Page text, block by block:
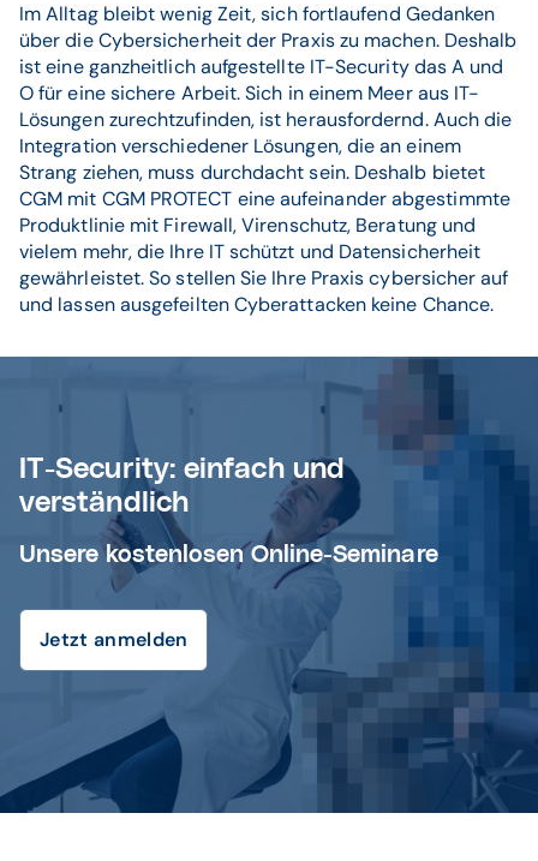
Im Alltag bleibt wenig Zeit, sich fortlaufend Gedanken
über die Cybersicherheit der Praxis zu machen. Deshalb
ist eine ganzheitlich aufgestellte IT-Security das A und
O für eine sichere Arbeit. Sich in einem Meer aus IT-
Lösungen zurechtzufinden, ist herausfordernd. Auch die
Integration verschiedener Lösungen, die an einem
Strang ziehen, muss durchdacht sein. Deshalb bietet
CGM mit CGM PROTECT eine aufeinander abgestimmte
Produktlinie mit Firewall, Virenschutz, Beratung und
vielem mehr, die Ihre IT schützt und Datensicherheit
gewährleistet. So stellen Sie Ihre Praxis cybersicher auf
und lassen ausgefeilten Cyberattacken keine Chance.
IT-Security: einfach und
verständlich
Unsere kostenlosen Online-Seminare
Jetzt anmelden